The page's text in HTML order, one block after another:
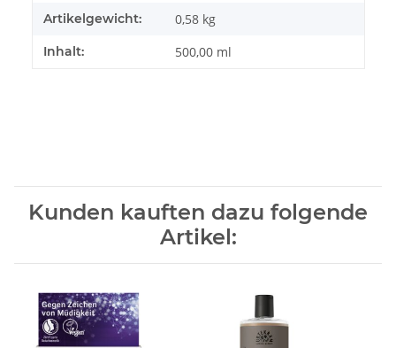
Artikelgewicht: 0,58 kg
Inhalt: 500,00 ml
Kunden kauften dazu folgende
Artikel: